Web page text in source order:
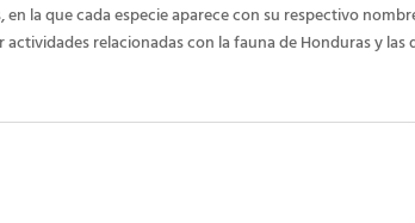
la que cada especie aparece con su respectivo
relacionadas con la fauna de Honduras y las